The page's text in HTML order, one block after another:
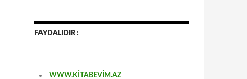
FAYDALIDIR :
WWW.KİTABEVİM.AZ